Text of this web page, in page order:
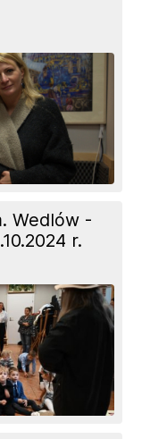
Wedlów -
r.